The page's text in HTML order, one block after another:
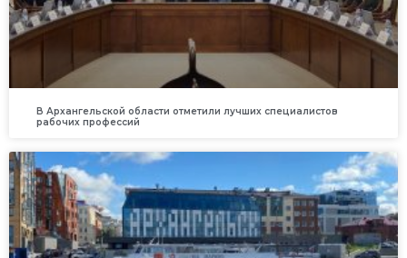
В Архангельской области отметили лучших специалистов
рабочих профессий